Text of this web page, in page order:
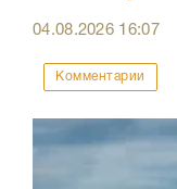
04.08.2026 16:07
Комментарии